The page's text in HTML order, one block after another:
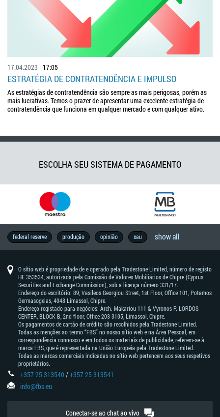
17.04.2023 17:05
ESTRATÉGIA DE CONTRATENDÊNCIA E IMPULSO
As estratégias de contratendência são sempre as mais perigosas, porém as
mais lucrativas. Temos o prazer de apresentar uma excelente estratégia de
contratendência que funciona em qualquer mercado e com qualquer ativo.
ESCOLHA SEU SISTEMA DE PAGAMENTO
federal reserve produção opinião xau
forexfactory
brl
história
de
sucesso
commodity
economia
copytrade
brexit
thb
geopolítica
previsões
de
mercado
7
dias
vocabulário
do
trader
wall
street
metal
programa
ib
fbs
aud
-
dólar
entrevista
forex
exchange
calendário
econômico
estratégia
de
trading
reunião
do
banco
chf
-
franco
notícias
da
europa
eleições
austrália
petróleo
metatrader
rba
—
reserve
of
australia
boj
-
banco
japão
formação
em
forex
estilo
de
vida
ouro
brent
mxn
forex
indicators
mt4
indústria
previsão
de
mercado
inflação
nzd
—
dólar
nova
zelândia
jpy
—
iene
traders
famosos
eur
guerras
comerciais
china
análise
fundamental
zar
-
rande
africano
e.u.a.
idr
varejistas
banco
da
inglaterra
análise
técnica
dow
jones
industrial
cad
—
dólar
wti
-
west
intermediate
ásia
usd
todo
trader
deve
trading
com
notícias
dados
econômicos
trend
trading
dax30
formação
áfrica
do
sul
diversão
crescimento
brasil
experimente
agora
pib
bce
gbp
taxas
de
juros
pbc
—
banco
da
china
câmbio
trading
forex
habilidades
de
trading
boc
—
banco
canadá
sinais
de
forex
alemanha
lucros
preços
cnh
mercado
de
ações
iniciantes
sucesso
trump
motivação
nfp
taiwan show all
O sítio web é propriedade de e operado pela Tradestone Limited, número de registo
HE 353534, autorizada pela Comissão de Valores Mobiliários de Chipre (Cyprus
Securities and Exchange Commission), sob a licença número 331/17.
Endereço do escritório: 89, Vasileos Georgiou Street, 1st Floor, Office 101, Potamos
Germasogeias, 4048 Limassol, Chipre.
Endereço registado para negócios: Arch. Makariou 111 & Vyronos Р. LORDOS
CENTER, BLOCK В, 2nd floor, Office 203 3105, Limassol, Chipre.
Os pagamentos de cartão de crédito são recolhidos pela Tradestone Limited.
Todas as menções ao termo “FBS” no nosso sítio web e na Área Pessoal, em
correspondência connosco e em todos os materiais de publicidade, referem-se à
marca FBS, que é representada na União Europeia pela Tradestone Limited.
Todas as marcas comerciais indicadas no sítio web pertencem aos seus respetivos
proprietários.
+357 25 313540/+357 25 313541
info@fbs.eu
Conectar-se ao chat ao vivo